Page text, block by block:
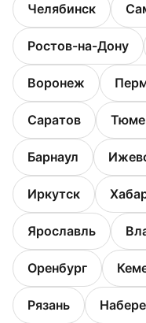
Челябинск
Ростов-на-Дону
Воронеж
Саратов
Барнаул
Иркутск
Ярославль
Оренбург
Рязань